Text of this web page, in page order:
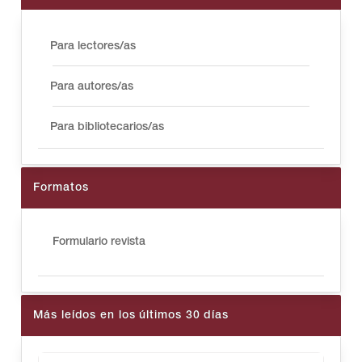
Para lectores/as
Para autores/as
Para bibliotecarios/as
Formatos
Formulario revista
Más leídos en los últimos 30 días